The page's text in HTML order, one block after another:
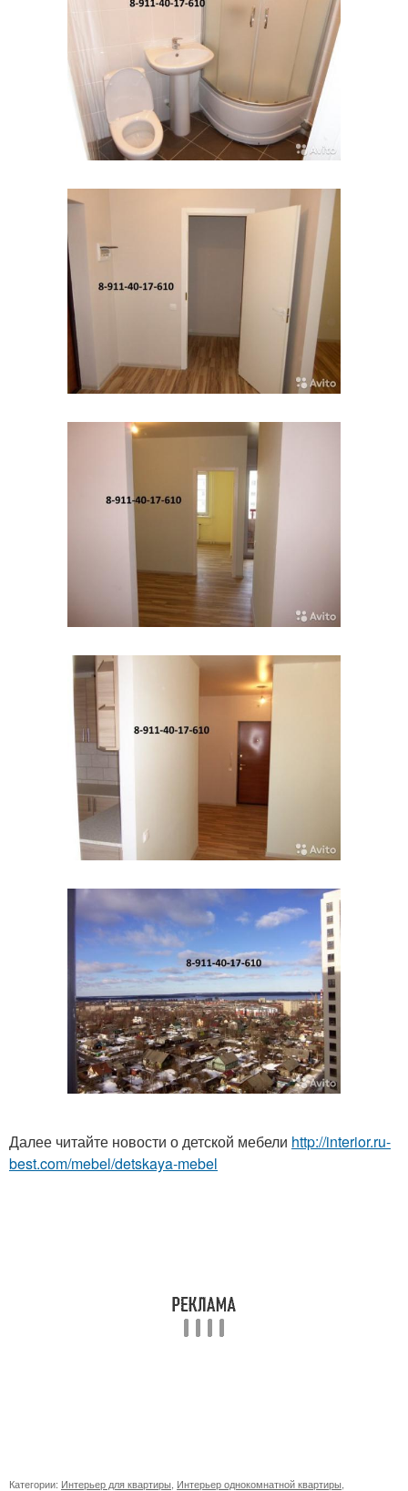
Далее читайте новости о детской мебели http://interior.ru-
best.com/mebel/detskaya-mebel
Категории: Интерьер для квартиры Интерьер однокомнатной квартиры